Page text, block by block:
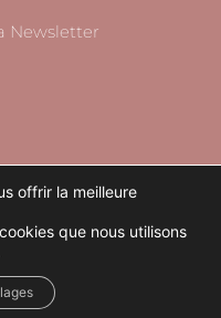
Newsletter
S'ABONNER
offrir la meilleure
que nous utilisons